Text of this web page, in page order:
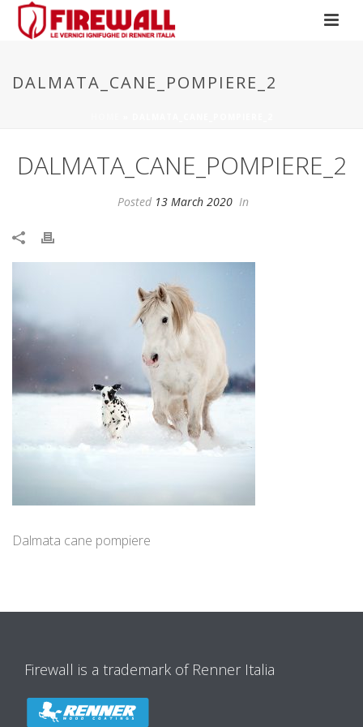
DALMATA_CANE_POMPIERE_2
DALMATA_CANE_POMPIERE_2
Posted 13 March 2020 In
Dalmata cane pompiere
Firewall is a trademark of Renner Italia